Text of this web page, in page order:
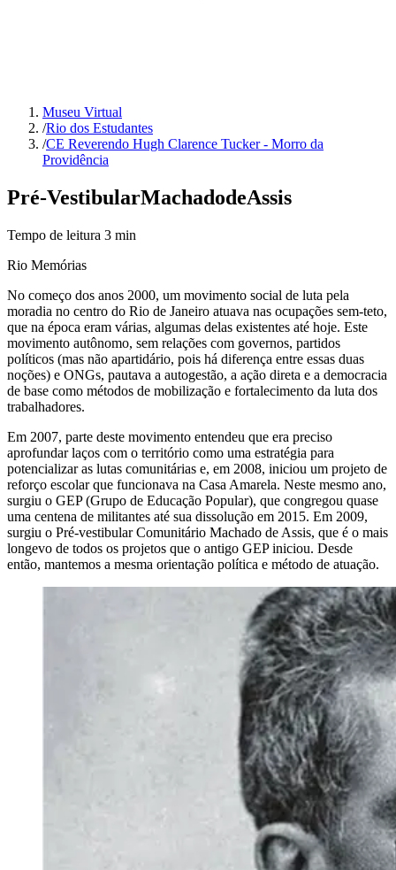
Museu Virtual
/Rio dos Estudantes
/CE Reverendo Hugh Clarence Tucker - Morro da
Providência
Pré-VestibularMachadodeAssis
Tempo de leitura 3 min
Rio Memórias
No começo dos anos 2000, um movimento social de luta pela
moradia no centro do Rio de Janeiro atuava nas ocupações sem-teto,
que na época eram várias, algumas delas existentes até hoje. Este
movimento autônomo, sem relações com governos, partidos
políticos (mas não apartidário, pois há diferença entre essas duas
noções) e ONGs, pautava a autogestão, a ação direta e a democracia
de base como métodos de mobilização e fortalecimento da luta dos
trabalhadores.
Em 2007, parte deste movimento entendeu que era preciso
aprofundar laços com o território como uma estratégia para
potencializar as lutas comunitárias e, em 2008, iniciou um projeto de
reforço escolar que funcionava na Casa Amarela. Neste mesmo ano,
surgiu o GEP (Grupo de Educação Popular), que congregou quase
uma centena de militantes até sua dissolução em 2015. Em 2009,
surgiu o Pré-vestibular Comunitário Machado de Assis, que é o mais
longevo de todos os projetos que o antigo GEP iniciou. Desde
então, mantemos a mesma orientação política e método de atuação.